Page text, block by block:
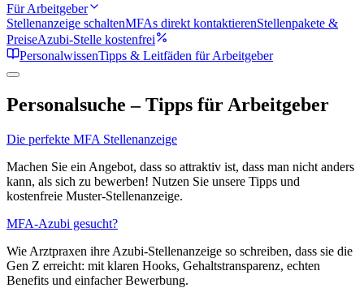
Für Arbeitgeber
Stellenanzeige schaltenMFAs direkt kontaktierenStellenpakete &
PreiseAzubi-Stelle kostenfrei
PersonalwissenTipps & Leitfäden für Arbeitgeber
Personalsuche – Tipps für Arbeitgeber
Die perfekte MFA Stellenanzeige
Machen Sie ein Angebot, dass so attraktiv ist, dass man nicht anders
kann, als sich zu bewerben! Nutzen Sie unsere Tipps und
kostenfreie Muster-Stellenanzeige.
MFA-Azubi gesucht?
Wie Arztpraxen ihre Azubi-Stellenanzeige so schreiben, dass sie die
Gen Z erreicht: mit klaren Hooks, Gehaltstransparenz, echten
Benefits und einfacher Bewerbung.